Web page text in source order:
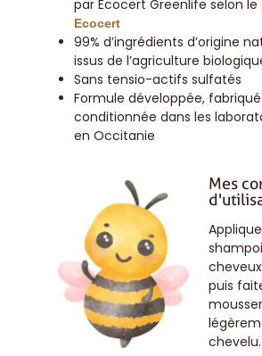
par Ecocert Greenlife selon le
Ecocert
99% d’ingrédients d’origine
issus de l’agriculture
Sans tensio-actifs sulfatés
Formule développée,
conditionnée dans les
en Occitanie
Mes
puis
chevelu.